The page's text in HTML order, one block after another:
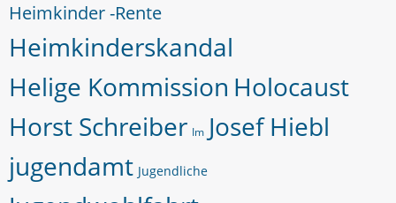
Heimkinder -Rente
Heimkinderskandal
Helige Kommission Holocaust
Horst Schreiber Im Josef Hiebl
jugendamt Jugendliche